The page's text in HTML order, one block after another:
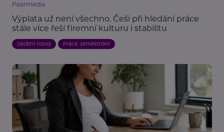
Pearmedia
Výplata už není všechno. Češi při hledání práce
stále více řeší firemní kulturu i stabilitu
Osobní rozvoj Práce, zaměstnání